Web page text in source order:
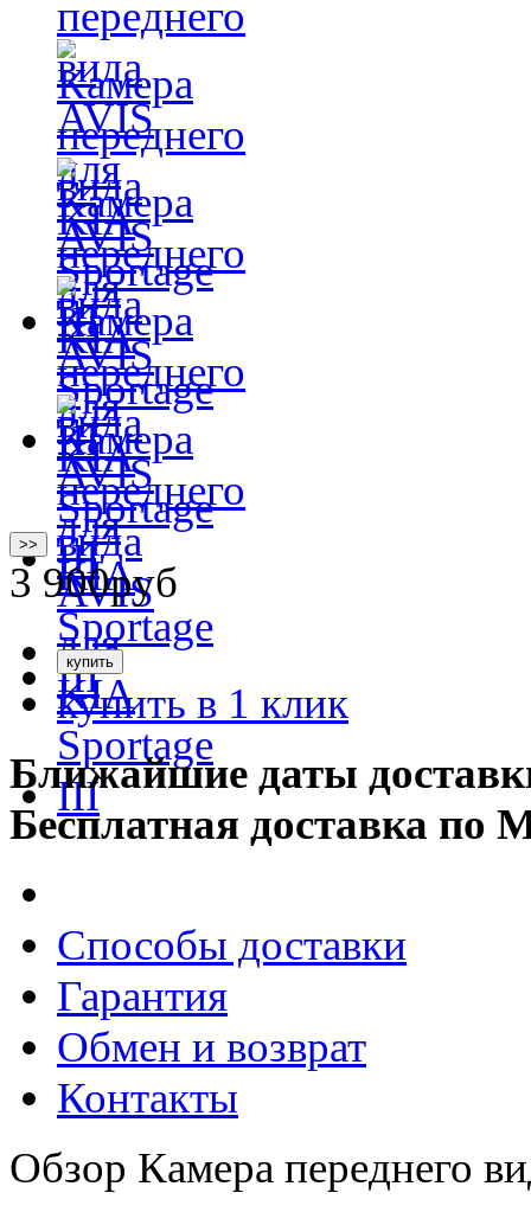
>>
3 900руб
купить в 1 клик
Ближайшие даты
Бесплатная доставка по
Способы доставки
Гарантия
Обмен и возврат
Контакты
Обзор Камера переднего